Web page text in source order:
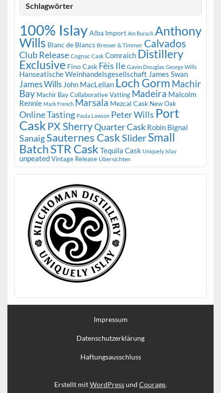
Schlagwörter
100% IslayAlba Import Am Burach Anthony
Wills Blanc de Blancs Bresser & Timmer Calvados
Club Release Cognac Cask Comraich Distillery
Exclusive Fino Cask Fèis Ile Gavin Douglas George Wills
Hanseatische Weinhandelsgesellschaft James Swan
James Wills John MacLellan Loch Gorm Machir
Bay Machir Bay Collaborative Vatting Madeira Malcolm
Rennie Mark French Marsala Mezcal Cask New Oak
Online Tasting Paula Lawson Peter Wills Port
Cask PX SherryQuarter Cask Robin Bignal
SanaigSauternes CaskSliderSmall
BatchSTR Cask Tequila Cask Uniquely Islay
unpeatedVintage Release Übersichten
Impressum
Datenschutzerklärung
Haftungsausschluss
Erstellt mitWordPressund Courage.